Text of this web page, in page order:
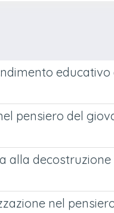
educativo
pensiero del
alla
nel